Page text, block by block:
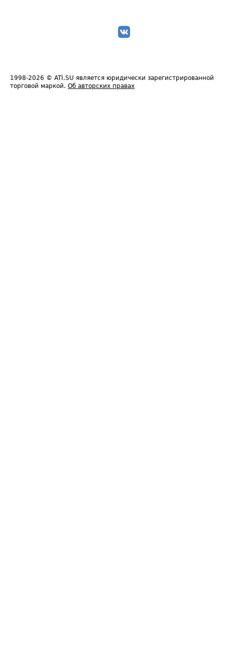
1998-2026 © ATI.SU является юридически зарегистрированной
торговой маркой. Об авторских правах